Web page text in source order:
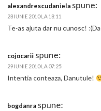
alexandrescudaniela spune:
28 IUNIE 2010 LA 18:11
Te-as ajuta dar nu cunosc!
cojocarii spune:
29 IUNIE 2010 LA 07:25
Intentia conteaza, Danutule!
bogdanra spune: